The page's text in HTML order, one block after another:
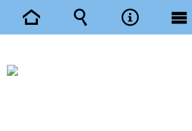
Strona Wyszukiwarka
Narzędzia